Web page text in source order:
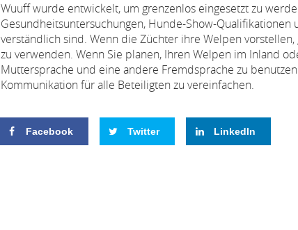
Wuuff wurde entwickelt, um grenzenlos eingesetzt zu
Gesundheitsuntersuchungen, Hunde-Show-
verständlich sind. Wenn die Züchter ihre Welpen
zu verwenden. Wenn Sie planen, Ihren Welpen im Inland
Muttersprache und eine andere Fremdsprache zu
Kommunikation für alle Beteiligten zu vereinfachen.
Facebook Twitter LinkedIn